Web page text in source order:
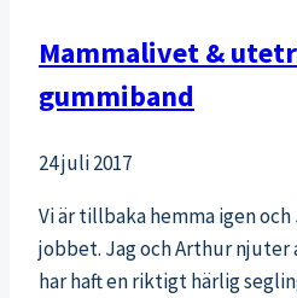
Mammalivet &
gummiband
24 juli 2017
Vi är tillbaka hemma igen
jobbet. Jag och Arthur njuter
har haft en riktigt härlig